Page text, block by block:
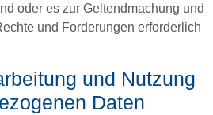
oder es zur Geltendmachung und
und Forderungen erforderlich
und Nutzung
Daten